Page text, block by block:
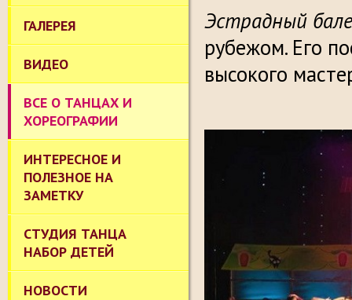
ГАЛЕРЕЯ
ВИДЕО
ВСЕ О ТАНЦАХ И
ХОРЕОГРАФИИ
ИНТЕРЕСНОЕ И
ПОЛЕЗНОЕ НА
ЗАМЕТКУ
СТУДИЯ ТАНЦА
НАБОР ДЕТЕЙ
НОВОСТИ
Эстрадный
рубежом. Его
высокого